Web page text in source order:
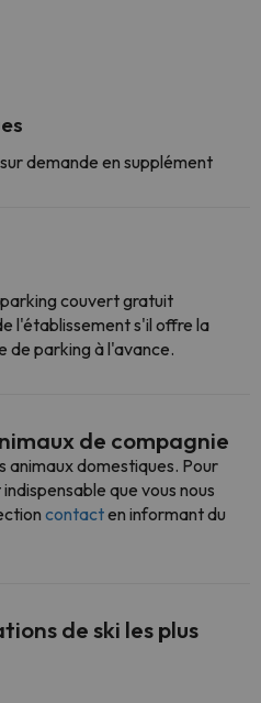
demande en supplément
couvert gratuit
l'établissement s'il offre la
de parking à l'avance.
de compagnie
domestiques. Pour
que vous nous
contacten informant du
de ski les plus